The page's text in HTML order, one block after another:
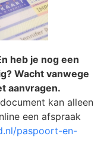
heb je nog een
Wacht vanwege
aanvragen.
kan alleen
een afspraak
paspoort-en-